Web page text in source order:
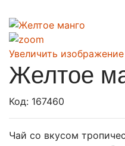
Увеличить изображение
Желтое
Код: 167460
Чай со вкусом